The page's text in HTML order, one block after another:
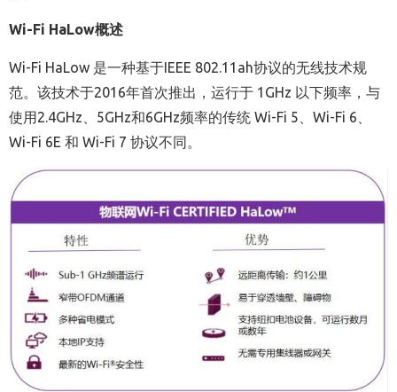
Wi-Fi HaLow概述
Wi-Fi HaLow 是一种基于IEEE 802.11ah协议的无线技术规
范。该技术于2016年首次推出，运行于 1GHz 以下频率，与
使用2.4GHz、5GHz和6GHz频率的传统 Wi-Fi 5、Wi-Fi 6、
Wi-Fi 6E 和 Wi-Fi 7 协议不同。